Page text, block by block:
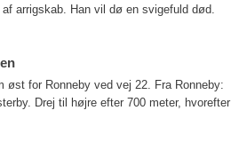
arrigskab. Han vil dø en svigefuld død.
øst for Ronneby ved vej 22. Fra Ronneby:
Drej til højre efter 700 meter, hvorefter